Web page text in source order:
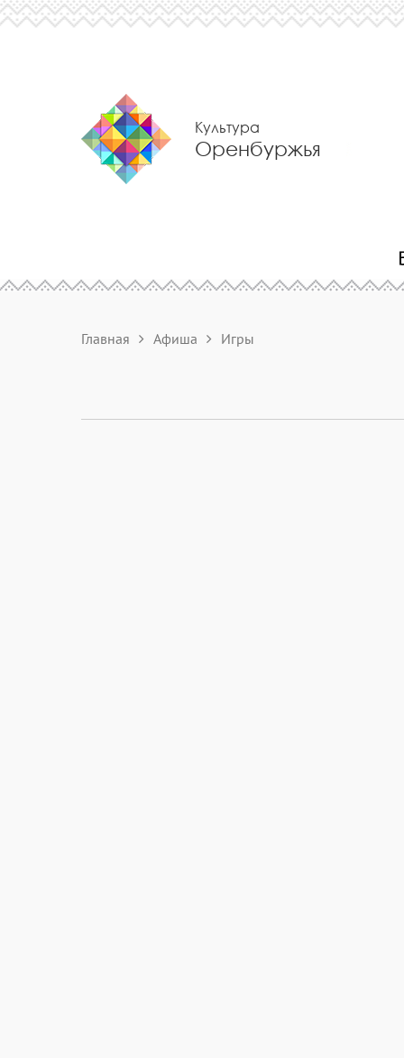
Культура
Оренбуржья
Главная Афиша Игры